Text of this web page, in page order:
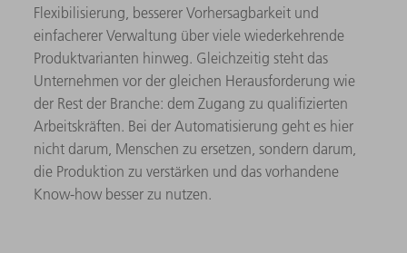
Flexibilisierung, besserer Vorhersagbarkeit und
einfacherer Verwaltung über viele wiederkehrende
Produktvarianten hinweg. Gleichzeitig steht das
Unternehmen vor der gleichen Herausforderung wie
der Rest der Branche: dem Zugang zu qualifizierten
Arbeitskräften. Bei der Automatisierung geht es hier
nicht darum, Menschen zu ersetzen, sondern darum,
die Produktion zu verstärken und das vorhandene
Know-how besser zu nutzen.